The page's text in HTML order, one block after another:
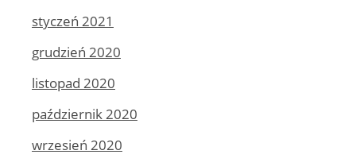
styczeń 2021
grudzień 2020
listopad 2020
październik 2020
wrzesień 2020